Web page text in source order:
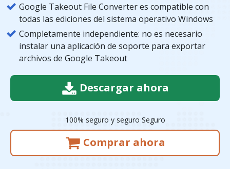
Google Takeout File Converter es compatible con
todas las ediciones del sistema operativo Windows
Completamente independiente: no es necesario
instalar una aplicación de soporte para exportar
archivos de Google Takeout
Descargar ahora
100% seguro y seguro Seguro
Comprar ahora